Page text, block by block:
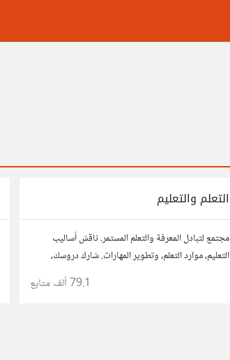
التعلم والتعليم
مجتمع لتبادل المعرفة والتعلم المستمر. ناقش أساليب
التعليم، موارد التعلم، وتطوير المهارات. شارك دروسك،
نصائحك، وأسئلتك، وتواصل مع معلمين وطلاب يسعون
79.1 ألف متابع